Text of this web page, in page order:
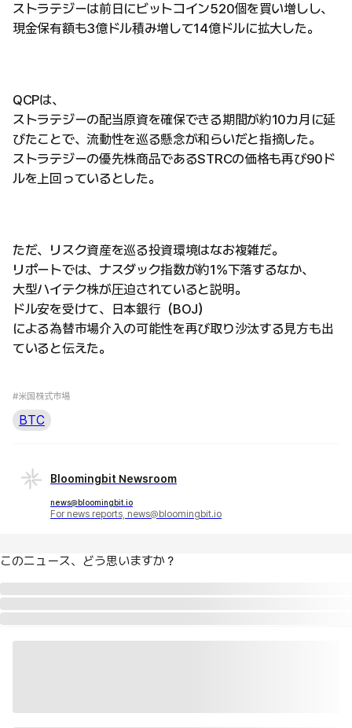
ストラテジーは前日にビットコイン520個を買い増しし、
現金保有額も3億ドル積み増して14億ドルに拡大した。
QCPは、
ストラテジーの配当原資を確保できる期間が約10カ月に延
びたことで、流動性を巡る懸念が和らいだと指摘した。
ストラテジーの優先株商品であるSTRCの価格も再び90ド
ルを上回っているとした。
ただ、リスク資産を巡る投資環境はなお複雑だ。
リポートでは、ナスダック指数が約1%下落するなか、
大型ハイテク株が圧迫されていると説明。
ドル安を受けて、日本銀行（BOJ）
による為替市場介入の可能性を再び取り沙汰する見方も出
ていると伝えた。
#米国株式市場
BTC
Bloomingbit Newsroom
news@bloomingbit.io
For news reports, news@bloomingbit.io
このニュース、どう思いますか？